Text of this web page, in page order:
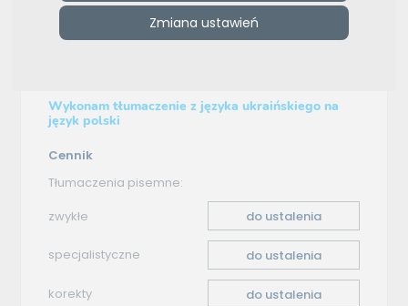
Zmiana ustawień
Wykonam tłumaczenie z języka ukraińskiego na
język polski
Cennik
Tłumaczenia pisemne:
zwykłe
do ustalenia
specjalistyczne do ustalenia
korekty do ustalenia